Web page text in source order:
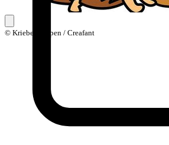
© Kriebelkampen / Creafant